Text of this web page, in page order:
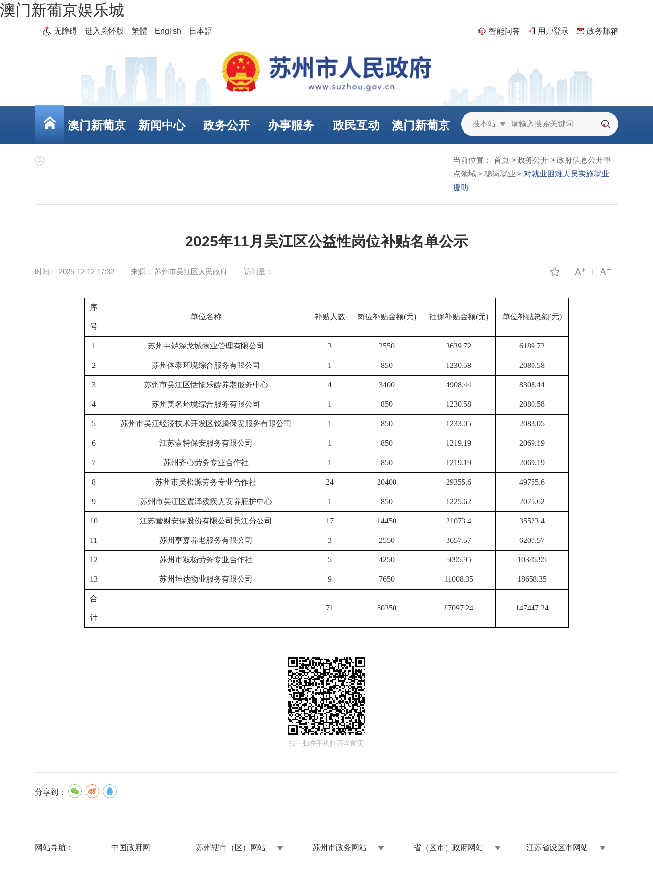
澳门新葡京娱乐城
无障碍 进入关怀版 繁體 English 日本語 智能问答 用户登录 政务邮箱
搜本站
澳门新葡京 新闻中心 政务公开 办事服务 政民互动 澳门新葡京
当前位置： 首页> 政务公开> 政府信息公开重
点领域> 稳岗就业 > 对就业困难人员实施就业
援助
2025年11月吴江区公益性岗位补贴名单公示
时间： 2025-12-12 17:32 来源： 苏州市吴江区人民政府 访问量：
序
号
单位名称 补贴人数 岗位补贴金额(元) 社保补贴金额(元) 单位补贴总额(元)
1 苏州中鲈深龙城物业管理有限公司 3 2550 3639.72 6189.72
2 苏州体泰环境综合服务有限公司 1 850 1230.58 2080.58
3 苏州市吴江区恬愉乐龄养老服务中心 4 3400 4908.44 8308.44
4 苏州美名环境综合服务有限公司 1 850 1230.58 2080.58
5 苏州市吴江经济技术开发区锐腾保安服务有限公司 1 850 1233.05 2083.05
6 江苏壹特保安服务有限公司 1 850 1219.19 2069.19
7 苏州齐心劳务专业合作社 1 850 1219.19 2069.19
8 苏州市吴松源劳务专业合作社 24 20400 29355.6 49755.6
9 苏州市吴江区震泽残疾人安养庇护中心 1 850 1225.62 2075.62
10 江苏营财安保股份有限公司吴江分公司 17 14450 21073.4 35523.4
11 苏州亨嘉养老服务有限公司 3 2550 3657.57 6207.57
12 苏州市双杨劳务专业合作社 5 4250 6095.95 10345.95
13 苏州坤达物业服务有限公司 9 7650 11008.35 18658.35
合
计
71 60350 87097.24 147447.24
扫一扫在手机打开当前页
分享到：
网站导航： 中国政府网 苏州辖市（区）网站 苏州市政务网站 省（区市）政府网站 江苏省设区市网站